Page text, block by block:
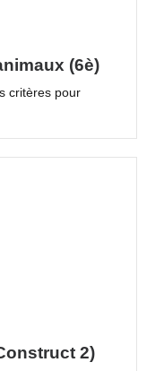
(6è)
critères pour
2)